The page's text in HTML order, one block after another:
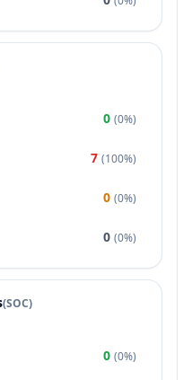
0 (0%)
7 (100%)
0 (0%)
0 (0%)
(SOC)
0 (0%)